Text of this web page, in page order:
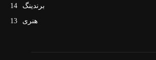
برندینگ
14
هنری
13